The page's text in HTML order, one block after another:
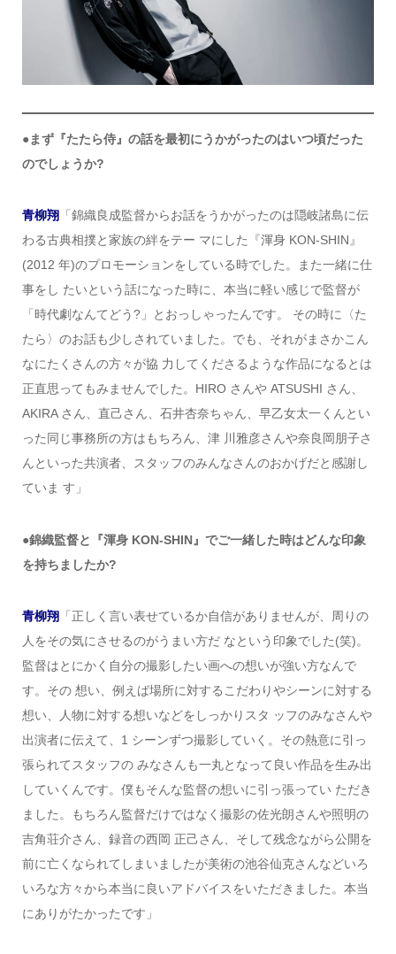
●まず『たたら侍』の話を最初にうかがったのはいつ頃だった
のでしょうか?
青柳翔「錦織良成監督からお話をうかがったのは隠岐諸島に伝
わる古典相撲と家族の絆をテー マにした『渾身 KON-SHIN』
(2012 年)のプロモーションをしている時でした。また一緒に仕
事をし たいという話になった時に、本当に軽い感じで監督が
「時代劇なんてどう?」とおっしゃったんです。 その時に〈た
たら〉のお話も少しされていました。でも、それがまさかこん
なにたくさんの方々が協 力してくださるような作品になるとは
正直思ってもみませんでした。HIRO さんや ATSUSHI さん、
AKIRA さん、直己さん、石井杏奈ちゃん、早乙女太一くんとい
った同じ事務所の方はもちろん、津 川雅彦さんや奈良岡朋子さ
んといった共演者、スタッフのみんなさんのおかげだと感謝し
ていま す」
●錦織監督と『渾身 KON-SHIN』でご一緒した時はどんな印象
を持ちましたか?
青柳翔「正しく言い表せているか自信がありませんが、周りの
人をその気にさせるのがうまい方だ なという印象でした(笑)。
監督はとにかく自分の撮影したい画への想いが強い方なんで
す。その 想い、例えば場所に対するこだわりやシーンに対する
想い、人物に対する想いなどをしっかりスタ ッフのみなさんや
出演者に伝えて、1 シーンずつ撮影していく。その熱意に引っ
張られてスタッフの みなさんも一丸となって良い作品を生み出
していくんです。僕もそんな監督の想いに引っ張ってい ただき
ました。もちろん監督だけではなく撮影の佐光朗さんや照明の
吉角荘介さん、録音の西岡 正己さん、そして残念ながら公開を
前に亡くなられてしまいましたが美術の池谷仙克さんなどいろ
いろな方々から本当に良いアドバイスをいただきました。本当
にありがたかったです」